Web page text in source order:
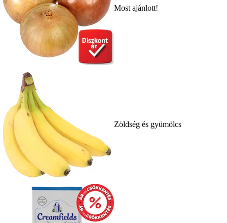
Most ajánlott!
Zöldség és gyümölcs